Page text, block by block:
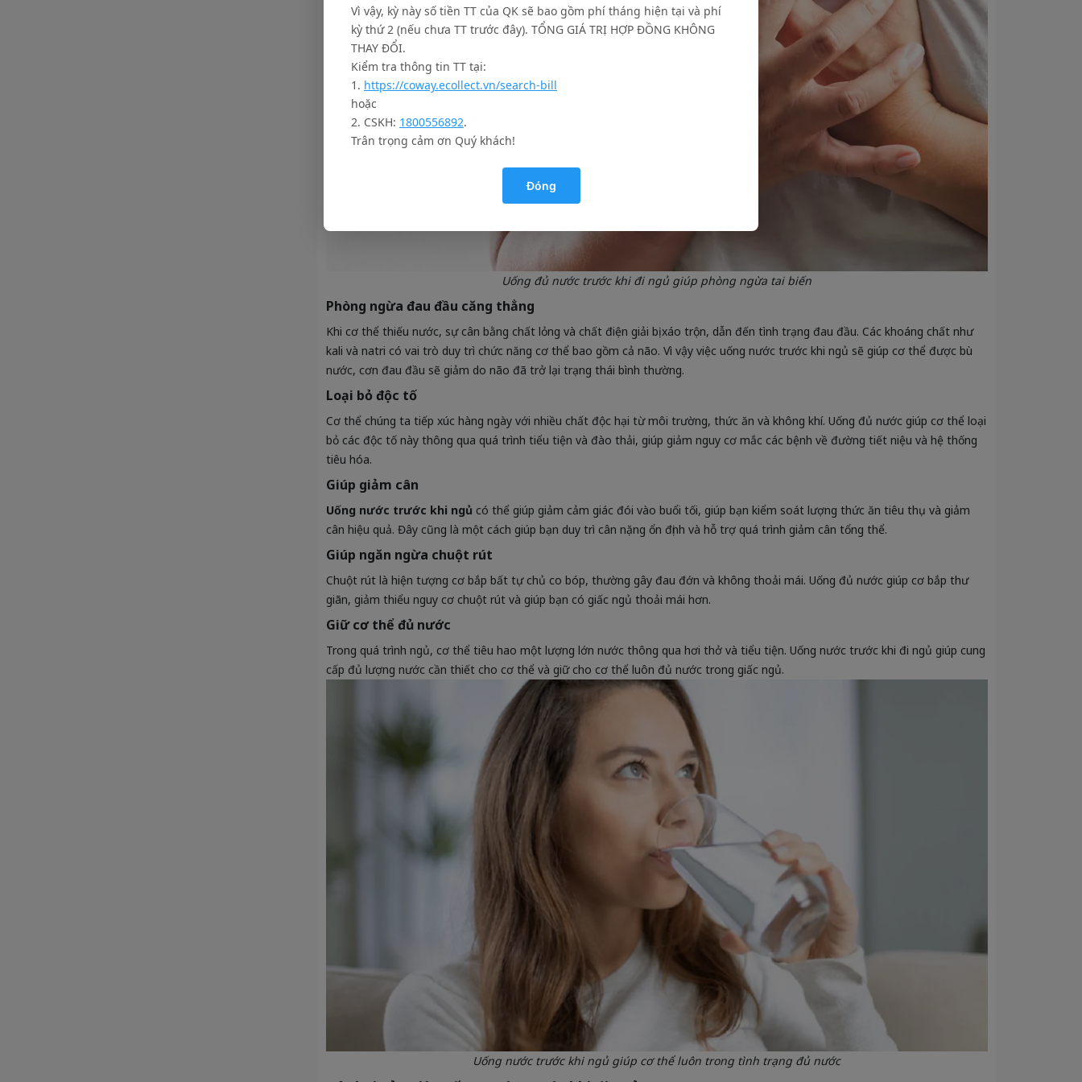
Uống đủ nước trước khi đi ngủ giúp phòng ngừa tai biến
Phòng ngừa đau đầu căng thẳng
Khi cơ thể thiếu nước, sự cân bằng chất lỏng và chất điện giải bị xáo trộn, dẫn đến tình trạng đau đầu. Các khoáng chất như
kali và natri có vai trò duy trì chức năng cơ thể bao gồm cả não. Vì vậy việc uống nước trước khi ngủ sẽ giúp cơ thể được bù
nước, cơn đau đầu sẽ giảm do não đã trở lại trạng thái bình thường.
Loại bỏ độc tố
Cơ thể chúng ta tiếp xúc hàng ngày với nhiều chất độc hại từ môi trường, thức ăn và không khí. Uống đủ nước giúp cơ thể loại
bỏ các độc tố này thông qua quá trình tiểu tiện và đào thải, giúp giảm nguy cơ mắc các bệnh về đường tiết niệu và hệ thống
tiêu hóa.
Giúp giảm cân
Uống nước trước khi ngủ có thể giúp giảm cảm giác đói vào buổi tối, giúp bạn kiểm soát lượng thức ăn tiêu thụ và giảm
cân hiệu quả. Đây cũng là một cách giúp bạn duy trì cân nặng ổn định và hỗ trợ quá trình giảm cân tổng thể.
Giúp ngăn ngừa chuột rút
Chuột rút là hiện tượng cơ bắp bất tự chủ co bóp, thường gây đau đớn và không thoải mái. Uống đủ nước giúp cơ bắp thư
giãn, giảm thiểu nguy cơ chuột rút và giúp bạn có giấc ngủ thoải mái hơn.
Giữ cơ thể đủ nước
Trong quá trình ngủ, cơ thể tiêu hao một lượng lớn nước thông qua hơi thở và tiểu tiện. Uống nước trước khi đi ngủ giúp cung
cấp đủ lượng nước cần thiết cho cơ thể và giữ cho cơ thể luôn đủ nước trong giấc ngủ.
Uống nước trước khi ngủ giúp cơ thể luôn trong tình trạng đủ nước
Vì vậy, kỳ này số tiền TT của QK sẽ bao gồm phí tháng hiện tại và phí
kỳ thứ 2 (nếu chưa TT trước đây). TỔNG GIÁ TRỊ HỢP ĐỒNG KHÔNG
THAY ĐỔI.
Kiểm tra thông tin TT tại:
1. https://coway.ecollect.vn/search-bill
hoặc
2. CSKH: 1800556892.
Trân trọng cảm ơn Quý khách!
Đóng